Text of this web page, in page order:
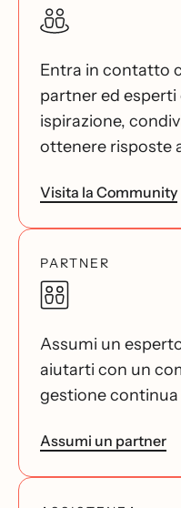
Entra in contatto
partner ed esperti
ispirazione,
ottenere risposte
Visita la Community
PARTNER
Assumi un
aiutarti con un
gestione
Assumi un partner